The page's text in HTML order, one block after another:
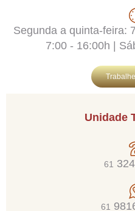
Segunda a quinta-feira:
7:00 - 16:00h |
Unidade
61
61